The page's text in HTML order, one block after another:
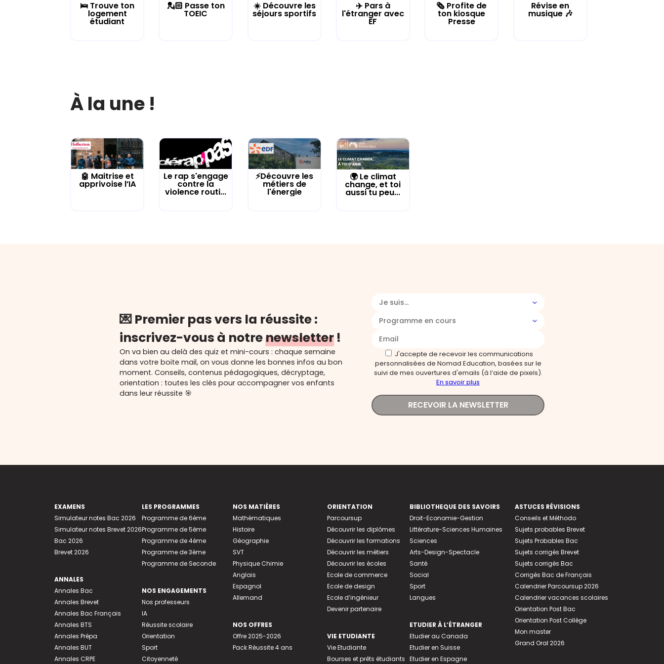
🛌 Trouve ton
logement
étudiant
💂🏻 Passe ton
TOEIC
☀️ Découvre les
séjours sportifs
✈️ Pars à
l'étranger avec
EF
🗞️ Profite de
ton kiosque
Presse
Révise en
musique 🎶
À la une !
🤖 Maitrise et
apprivoise l’IA
Le rap s'engage
contre la
violence routi...
⚡Découvre les
métiers de
l'énergie
🌍 Le climat
change, et toi
aussi tu peu...
💌 Premier pas vers la réussite :
inscrivez-vous à notrenewsletter !
On va bien au delà des quiz et mini-cours : chaque semaine
dans votre boite mail, on vous donne les bonnes infos au bon
moment. Conseils, contenus pédagogiques, décryptage,
orientation : toutes les clés pour accompagner vos enfants
dans leur réussite 🎯
Je suis...
Programme en cours
J'accepte de recevoir les communications
personnalisées de Nomad Education, basées sur le
suivi de mes ouvertures d'emails (à l’aide de pixels).
En savoir plus
RECEVOIR LA NEWSLETTER
EXAMENS
Simulateur notes Bac 2026
Simulateur notes Brevet 2026
Bac 2026
Brevet 2026
ANNALES
Annales Bac
Annales Brevet
Annales Bac Français
Annales BTS
Annales Prépa
Annales BUT
Annales CRPE
LES PROGRAMMES
Programme de 6ème
Programme de 5ème
Programme de 4ème
Programme de 3ème
Programme de Seconde
NOS ENGAGEMENTS
Nos professeurs
IA
Réussite scolaire
Orientation
Sport
Citoyenneté
NOS MATIÈRES
Mathématiques
Histoire
Géographie
SVT
Physique Chimie
Anglais
Espagnol
Allemand
NOS OFFRES
Offre 2025-2026
Pack Réussite 4 ans
ORIENTATION
Parcoursup
Découvrir les diplômes
Découvrir les formations
Découvrir les métiers
Découvrir les écoles
Ecole de commerce
Ecole de design
Ecole d’ingénieur
Devenir partenaire
VIE ETUDIANTE
Vie Etudiante
Bourses et prêts étudiants
BIBLIOTHEQUE DES SAVOIRS
Droit-Economie-Gestion
Littérature-Sciences Humaines
Sciences
Arts-Design-Spectacle
Santé
Social
Sport
Langues
ETUDIER À L’ÉTRANGER
Etudier au Canada
Etudier en Suisse
Etudier en Espagne
ASTUCES RÉVISIONS
Conseils et Méthodo
Sujets probables Brevet
Sujets Probables Bac
Sujets corrigés Brevet
Sujets corrigés Bac
Corrigés Bac de Français
Calendrier Parcoursup 2026
Calendrier vacances scolaires
Orientation Post Bac
Orientation Post Collège
Mon master
Grand Oral 2026